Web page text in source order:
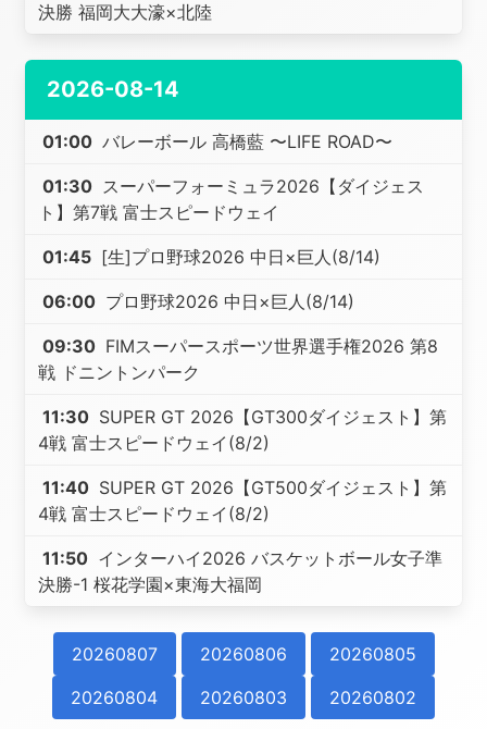
決勝 福岡大大濠×北陸
2026-08-14
01:00 バレーボール 高橋藍 〜LIFE ROAD〜
01:30 スーパーフォーミュラ2026【ダイジェス
ト】第7戦 富士スピードウェイ
01:45 [生]プロ野球2026 中日×巨人(8/14)
06:00 プロ野球2026 中日×巨人(8/14)
09:30 FIMスーパースポーツ世界選手権2026 第8
戦 ドニントンパーク
11:30 SUPER GT 2026【GT300ダイジェスト】第
4戦 富士スピードウェイ(8/2)
11:40 SUPER GT 2026【GT500ダイジェスト】第
4戦 富士スピードウェイ(8/2)
11:50 インターハイ2026 バスケットボール女子準
決勝-1 桜花学園×東海大福岡
20260807 20260806
20260805
20260804
20260803 20260802